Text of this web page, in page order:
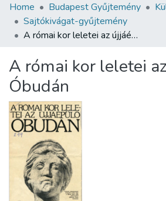
Communities & Collections
All of DSpace
About us
Home Budapest Gyűjtemény
Sajtókivágat-gyűjtemény
A római kor leletei az újjáépülő Óbudán
A római kor leletei
Óbudán